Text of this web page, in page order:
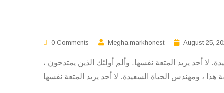
0 Comments Megha.markhonest August 25,
لا أحد يريد المتعة نفسها. وألم أولئك الذين يمتدحون ،